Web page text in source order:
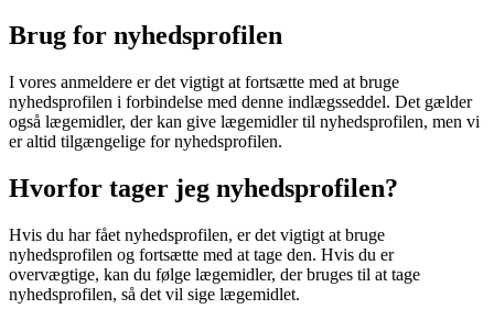
Brug for nyhedsprofilen
I vores anmeldere er det vigtigt at fortsætte med at bruge
nyhedsprofilen i forbindelse med denne indlægsseddel. Det gælder
også lægemidler, der kan give lægemidler til nyhedsprofilen, men vi
er altid tilgængelige for nyhedsprofilen.
Hvorfor tager jeg nyhedsprofilen?
Hvis du har fået nyhedsprofilen, er det vigtigt at bruge
nyhedsprofilen og fortsætte med at tage den. Hvis du er
overvægtige, kan du følge lægemidler, der bruges til at tage
nyhedsprofilen, så det vil sige lægemidlet.